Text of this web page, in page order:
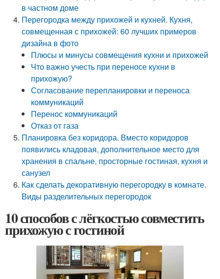
в частном доме
Перегородка между прихожей и кухней. Кухня,
совмещенная с прихожей: 60 лучших примеров
дизайна в фото
Плюсы и минусы совмещения кухни и прихожей
Что важно учесть при переносе кухни в
прихожую?
Согласование перепланировки и переноса
коммуникаций
Перенос коммуникаций
Отказ от газа
Планировка без коридора. Вместо коридоров
появились кладовая, дополнительное место для
хранения в спальне, просторные гостиная, кухня и
санузел
Как сделать декоративную перегородку в комнате.
Виды разделительных перегородок
10 способов с лёгкостью совместить
прихожую с гостиной